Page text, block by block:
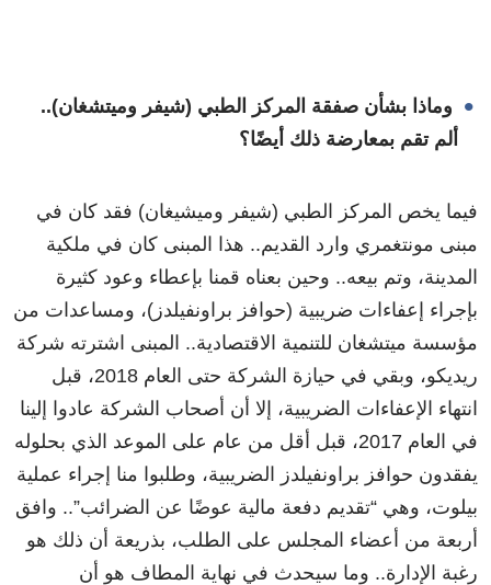
وماذا بشأن صفقة المركز الطبي (شيفر وميتشغان)..
ألم تقم بمعارضة ذلك أيضًا؟
فيما يخص المركز الطبي (شيفر وميشيغان) فقد كان في
مبنى مونتغمري وارد القديم.. هذا المبنى كان في ملكية
المدينة، وتم بيعه.. وحين بعناه قمنا بإعطاء وعود كثيرة
بإجراء إعفاءات ضريبية (حوافز براونفيلدز)، ومساعدات من
مؤسسة ميتشغان للتنمية الاقتصادية.. المبنى اشترته شركة
ريديكو، وبقي في حيازة الشركة حتى العام 2018، قبل
انتهاء الإعفاءات الضريبية، إلا أن أصحاب الشركة عادوا إلينا
في العام 2017، قبل أقل من عام على الموعد الذي بحلوله
يفقدون حوافز براونفيلدز الضريبية، وطلبوا منا إجراء عملية
بيلوت، وهي “تقديم دفعة مالية عوضًا عن الضرائب”.. وافق
أربعة من أعضاء المجلس على الطلب، بذريعة أن ذلك هو
رغبة الإدارة.. وما سيحدث في نهاية المطاف هو أن